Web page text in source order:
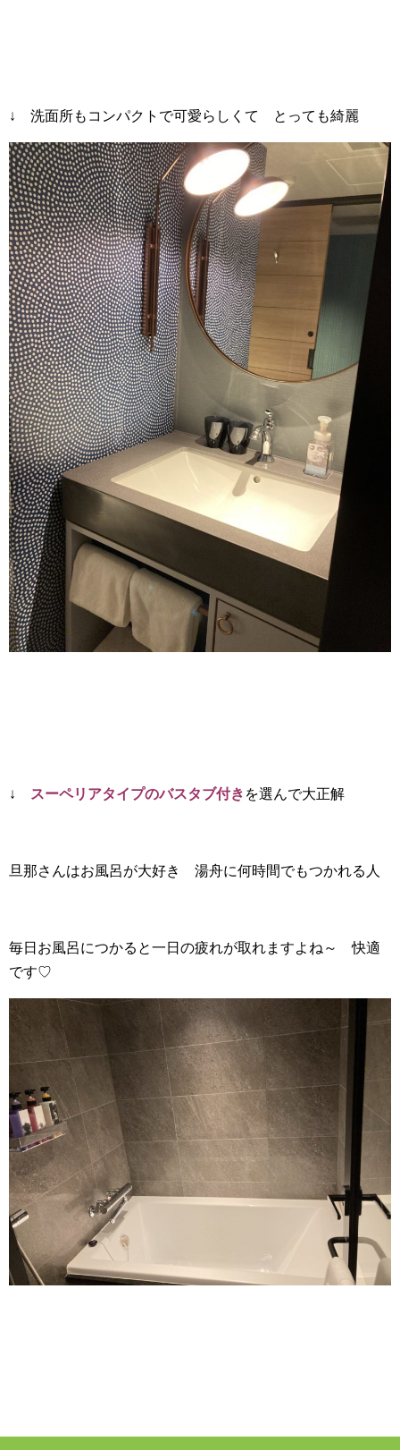
↓ 洗面所もコンパクトで可愛らしくて とっても綺麗
↓ スーペリアタイプのバスタブ付き を選んで大正解
旦那さんはお風呂が大好き 湯舟に何時間でもつかれる人
毎日お風呂につかると一日の疲れが取れますよね～ 快適
です♡